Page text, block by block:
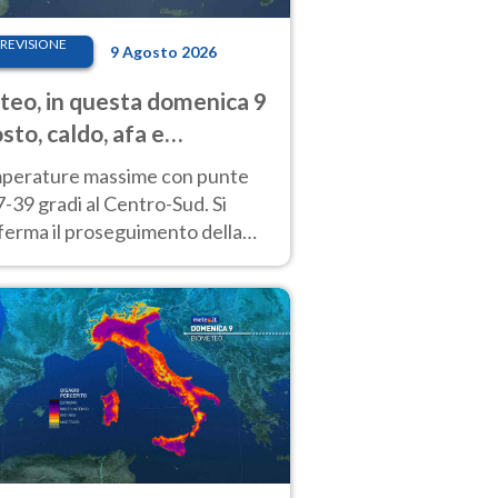
9 Agosto 2026
in questa domenica 9
caldo, afa e
di calore
massime con punte
39 gradi al Centro-Sud. Si
il proseguimento della
di Ferragosto